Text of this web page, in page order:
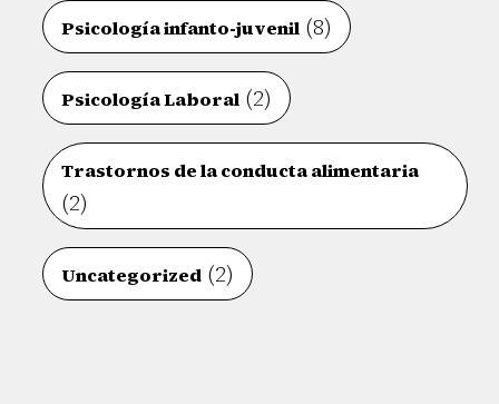
Psicología infanto-juvenil (8)
Psicología Laboral (2)
Trastornos de la conducta alimentaria
(2)
Uncategorized (2)